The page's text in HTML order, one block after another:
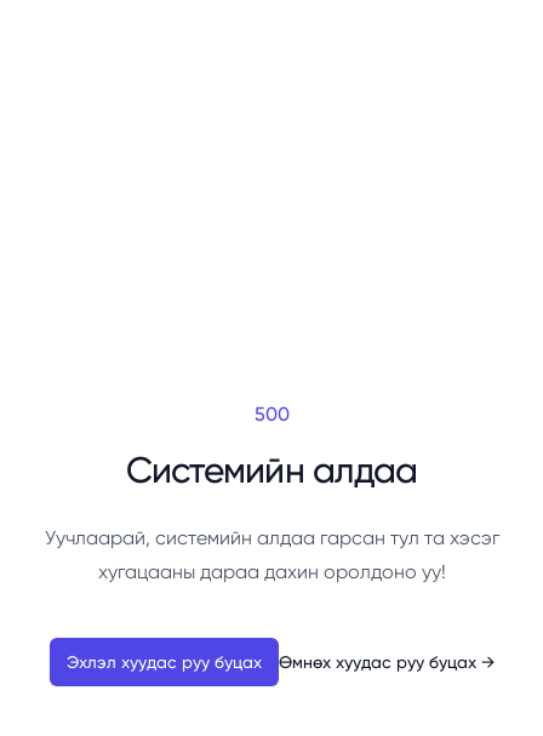
500
Системийн алдаа
Уучлаарай, системийн алдаа гарсан тул та хэсэг
хугацааны дараа дахин оролдоно уу!
Эхлэл хуудас руу буцах Өмнөх хуудас руу буцах →